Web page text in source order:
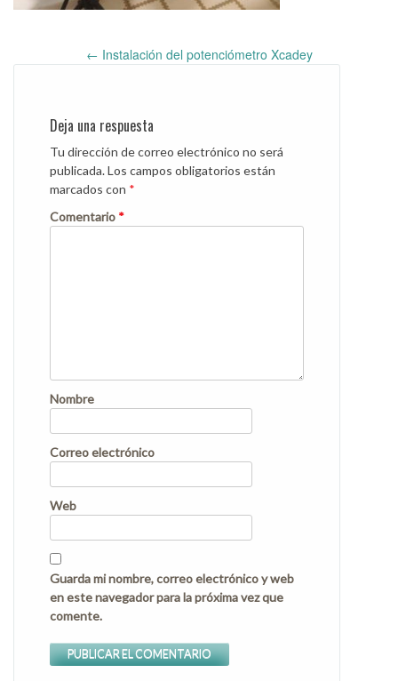
Post
← Instalación del potenciómetro Xcadey
Deja una respuesta
Tu dirección de correo electrónico no será
publicada.Los campos obligatorios están
marcados con *
Comentario *
Nombre
Correo electrónico
Web
Guarda mi nombre, correo electrónico y web
en este navegador para la próxima vez que
comente.